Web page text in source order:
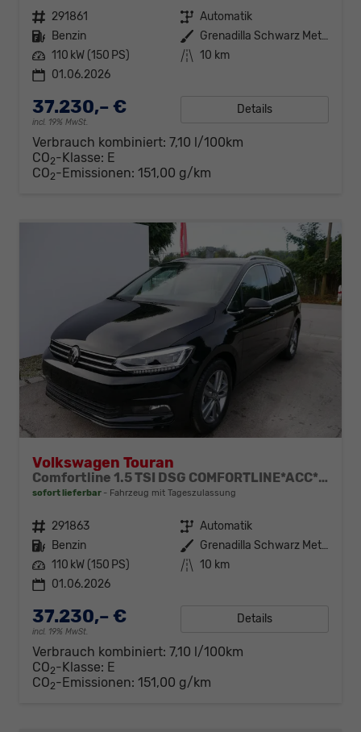
Fahrzeugnr. 291861 Getriebe Automatik
Kraftstoff Benzin Außenfarbe
Grenadilla Schwarz Metallic
Leistung 110 kW (150 PS) Kilometerstand 10 km
01.06.2026
37.230,– €
incl. 19% MwSt.
Details
Verbrauch kombiniert: 7,10 l/100km
CO2-Klasse: E
CO2-Emissionen: 151,00 g/km
Volkswagen Touran
Comfortline 1.5 TSI DSG COMFORTLINE*ACC*LED*PDC*KAMERA*NAVI*SHZ* 7-SITZER 17-ZOLL
sofort lieferbar Fahrzeug mit Tageszulassung
Fahrzeugnr. 291863 Getriebe Automatik
Kraftstoff Benzin Außenfarbe
Grenadilla Schwarz Metallic
Leistung 110 kW (150 PS) Kilometerstand 10 km
01.06.2026
37.230,– €
incl. 19% MwSt.
Details
Verbrauch kombiniert: 7,10 l/100km
CO2-Klasse: E
CO2-Emissionen: 151,00 g/km